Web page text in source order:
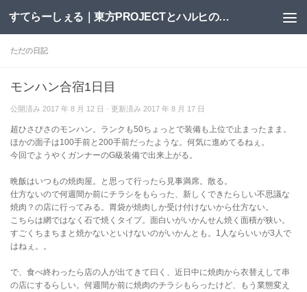
コンテンツへスキップ すてらーしぇる｜東方PROJECTとハルヒの二次創作サイト
ただの日記
モンハン合宿1日目
公開済み 2017 年 8 月 12 日 · 更新済み 2017 年 8 月 17 日
超ひさびさのモンハン。ランクも50ちょっとで装備も上位で止まったまま。
ほかの面子は100手前と200手前だったような。何気に進めてるねぇ。
今回でようやくガンナーのG級装備で出来上がる。
晩飯はいつもの焼肉屋。と思って行ったら見事満席。散る。
仕方ないので何週間か前にチラシをもらった、新しくできたらしい不思議な
焼肉？の店に行ってみる。胃袋が焼肉しか受け付けないから仕方ない。
こちらは網ではなく石で焼くタイプ。面白いがいかんせん焼く面積が狭い。
すごくちまちまと焼かないといけないのがいかんとも。1人ならいいが3人で
はねぇ。。
で、食べ終わったら店の人が出てきて曰く、近日中に焼肉から衣替えして串
の店にするらしい。何週間か前に焼肉のチラシもらったけど、もう業態変え